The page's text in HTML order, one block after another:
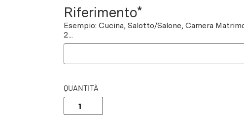
Riferimento*
Esempio: Cucina, Salotto/Salone, Camera
2...
QUANTITÀ